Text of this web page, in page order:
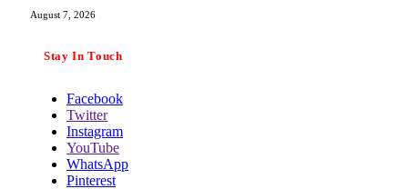
August 7, 2026
Stay In Touch
Facebook
Twitter
Instagram
YouTube
WhatsApp
Pinterest